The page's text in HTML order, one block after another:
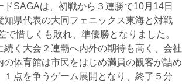
ドSAGAは、初戦から３連勝で10月 14日
知県代表の大同フェニックス東海と対戦
で惜しくも敗れ、準優勝となりました。
続く大会２連覇へ内外の期待も高く、会社
の体育館は市民をはじめ満員の観客が詰め
１点を争うゲーム展開となり、終了５分